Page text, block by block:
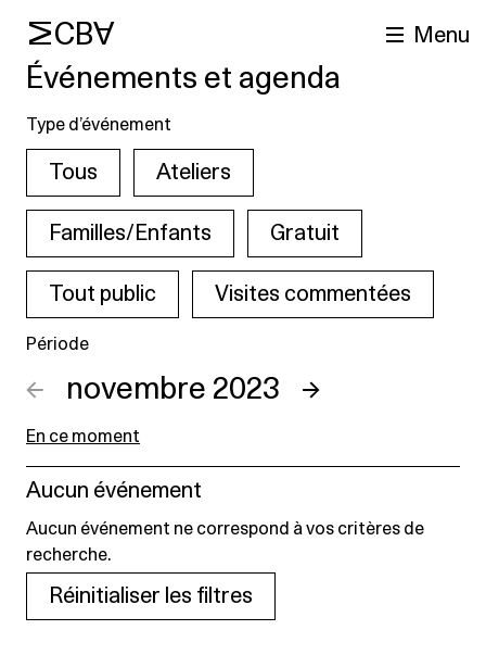
MCBA Menu
Événements et agenda
Type d’événement
Tous Ateliers
Familles/Enfants Gratuit
Tout public Visites commentées
Période
← novembre 2023 →
En ce moment
Aucun événement
Aucun événement ne correspond à vos critères de
recherche.
Réinitialiser les filtres